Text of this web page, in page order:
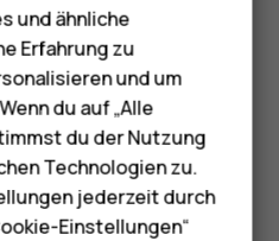
Internet verbunden ist.
Einstellungen von
Telefon
ein Android-Telefon ist und
Konto auf diesem aktiviert
und WLAN-
und ähnliche
Erfahrung zu
und um
du auf „Alle
du der Nutzung
Technologien zu.
jederzeit durch
Einstellungen“